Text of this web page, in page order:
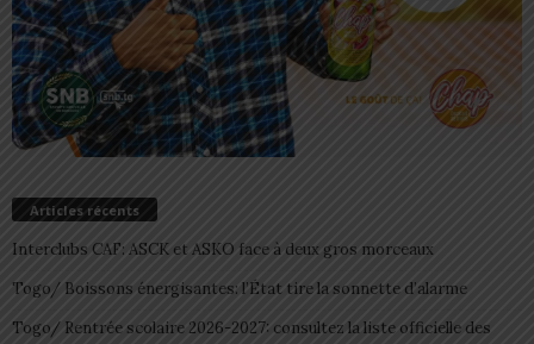
Articles récents
Interclubs CAF: ASCK et ASKO face à deux gros morceaux
Togo/ Boissons énergisantes: l’État tire la sonnette d’alarme
Togo/ Rentrée scolaire 2026-2027: consultez la liste officielle des